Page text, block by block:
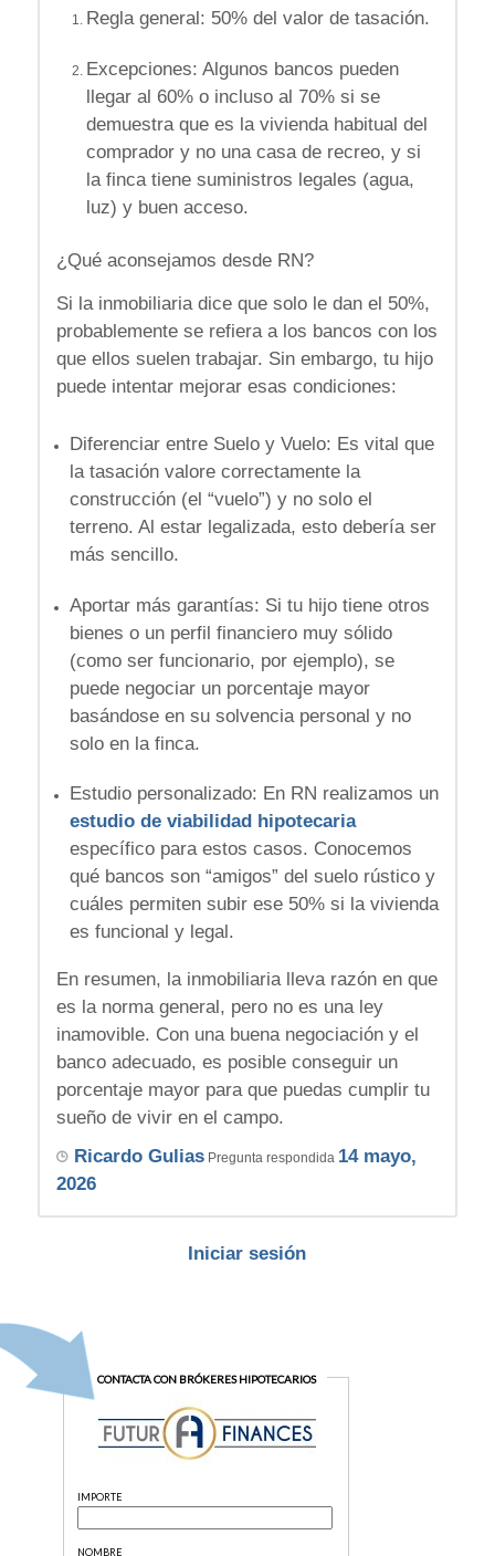
Regla general: 50% del valor de tasación.
Excepciones: Algunos bancos pueden
llegar al 60% o incluso al 70%si se
demuestra que es la vivienda habitual del
comprador y no una casa de recreo, y si
la finca tiene suministros legales (agua,
luz) y buen acceso.
¿Qué aconsejamos desde RN?
Si la inmobiliaria dice que solo le dan el 50%,
probablemente se refiera a los bancos con los
que ellos suelen trabajar. Sin embargo, tu hijo
puede intentar mejorar esas condiciones:
Diferenciar entre Suelo y Vuelo: Es vital que
la tasación valore correctamente la
construcción (el “vuelo”) y no solo el
terreno. Al estar legalizada, esto debería ser
más sencillo.
Aportar más garantías: Si tu hijo tiene otros
bienes o un perfil financiero muy sólido
(como ser funcionario, por ejemplo), se
puede negociar un porcentaje mayor
basándose en su solvencia personal y no
solo en la finca.
Estudio personalizado: En RN realizamos un
estudio de viabilidad hipotecaria
específico para estos casos. Conocemos
qué bancos son “amigos” del suelo rústico y
cuáles permiten subir ese 50% si la vivienda
es funcional y legal.
En resumen, la inmobiliaria lleva razón en que
es la norma general, pero no es una ley
inamovible. Con una buena negociación y el
banco adecuado, es posible conseguir un
porcentaje mayor para que puedas cumplir tu
sueño de vivir en el campo.
Ricardo GuliasPregunta respondida 14 mayo,
2026
Iniciar sesión